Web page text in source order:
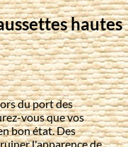
hautes
du port des
vous que vos
bon état. Des
l'apparence de